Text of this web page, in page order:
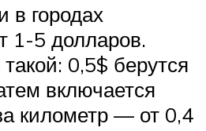
в городах
1-5 долларов.
0,5$ берутся
включается
километр — от 0,4